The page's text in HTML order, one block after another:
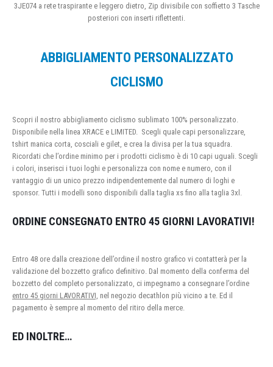
3JE074 a rete traspirante e leggero dietro, Zip divisibile con soffietto 3 Tasche
posteriori con inserti riflettenti.
ABBIGLIAMENTO PERSONALIZZATO
CICLISMO
Scopri il nostro abbigliamento ciclismo sublimato 100% personalizzato.
Disponibile nella linea XRACE e LIMITED. Scegli quale capi personalizzare,
tshirt manica corta, cosciali e gilet, e crea la divisa per la tua squadra.
Ricordati che l’ordine minimo per i prodotti ciclismo è di 10 capi uguali. Scegli
i colori, inserisci i tuoi loghi e personalizza con nome e numero, con il
vantaggio di un unico prezzo indipendentemente dal numero di loghi e
sponsor. Tutti i modelli sono disponibili dalla taglia xs fino alla taglia 3xl.
ORDINE CONSEGNATO ENTRO 45 GIORNI LAVORATIVI!
Entro 48 ore dalla creazione dell’ordine il nostro grafico vi contatterà per la
validazione del bozzetto grafico definitivo. Dal momento della conferma del
bozzetto del completo personalizzato, ci impegnamo a consegnare l’ordine
entro 45 giorni LAVORATIVI, nel negozio decathlon più vicino a te. Ed il
pagamento è sempre al momento del ritiro della merce.
ED INOLTRE…